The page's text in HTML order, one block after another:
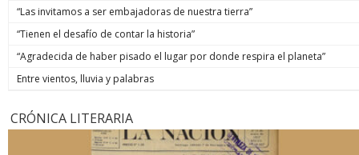
“Las invitamos a ser embajadoras de nuestra tierra”
“Tienen el desafío de contar la historia”
“Agradecida de haber pisado el lugar por donde respira el planeta”
Entre vientos, lluvia y palabras
CRÓNICA LITERARIA